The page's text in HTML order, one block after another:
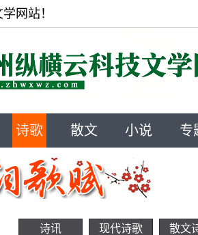
网站！
诗歌 散文 小说 专
诗讯 现代诗歌 散文